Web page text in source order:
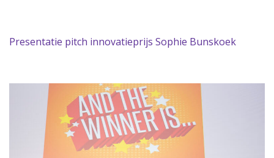
Presentatie pitch innovatieprijs Sophie Bunskoek